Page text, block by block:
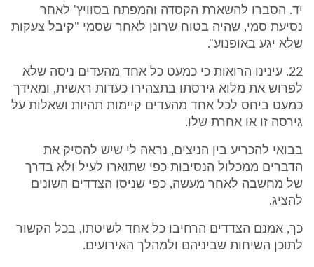
יד. הסברו להשארת הקסדה והמפתח בסוויץ' לאחר
נסיעת סמי, שהיה בטוח שרונן לאחר שסמי "קיבל צעקות
שלא יגע באופנוע".
22. עינינו הרואות כי כמעט כל אחד מהעדים ניסה שלא
לפרוש את מלוא גירסתו בתצהירו כעדות ראשית, ומאידך
כמעט ביחס לכל אחד מהעדים קיימות תהיות ושאלות על
גירסה זו או אחרת שלו.
בבואי להכריע בין הניצים, נראה לי שיש להסיק את
הדברים ממכלול הנסיבות כפי שתוארו לעיל ולא בדרך
של מחשבה לאחר מעשה, כפי שניסו הצדדים השונים
להציג.
כך, אמנם הצדדים הרחיבו כל אחד לשיטתו, בכל הקשור
לתוכן השיחות שביניהם ולמהלך האירועים.